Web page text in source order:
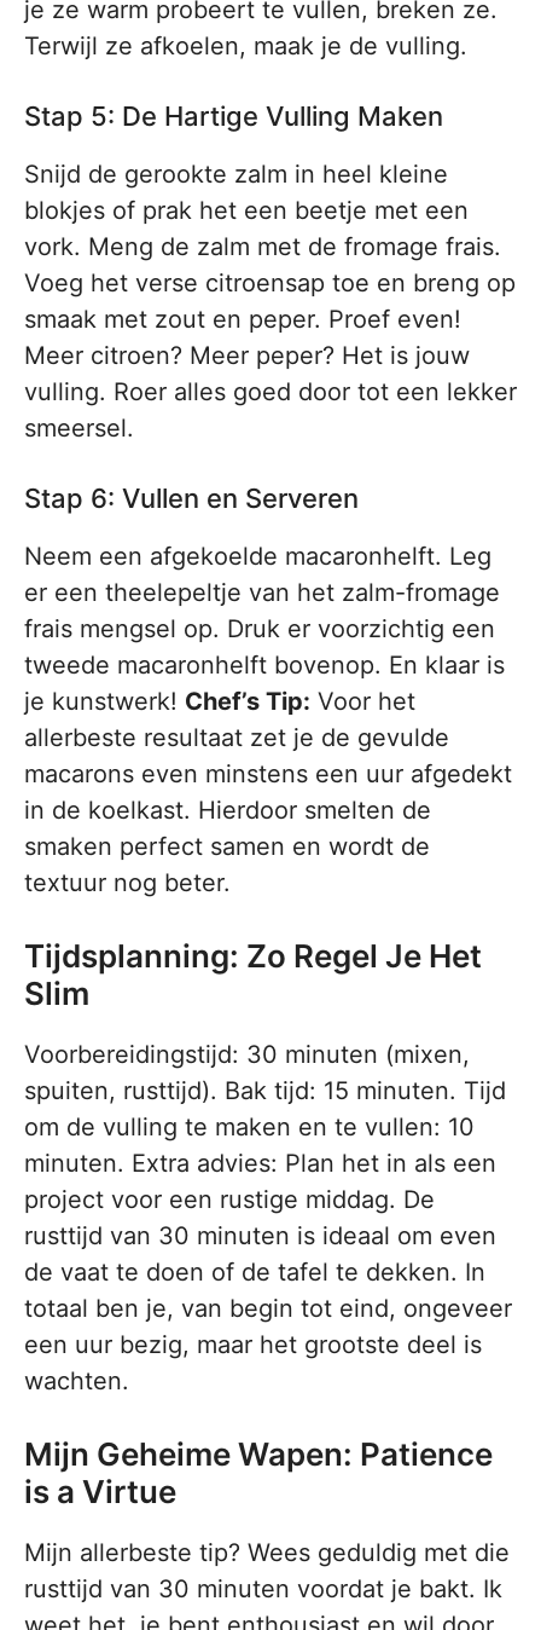
je ze warm probeert te vullen, breken ze.
Terwijl ze afkoelen, maak je de vulling.
Stap 5: De Hartige Vulling Maken
Snijd de gerookte zalm in heel kleine
blokjes of prak het een beetje met een
vork. Meng de zalm met de fromage frais.
Voeg het verse citroensap toe en breng op
smaak met zout en peper. Proef even!
Meer citroen? Meer peper? Het is jouw
vulling. Roer alles goed door tot een lekker
smeersel.
Stap 6: Vullen en Serveren
Neem een afgekoelde macaronhelft. Leg
er een theelepeltje van het zalm-fromage
frais mengsel op. Druk er voorzichtig een
tweede macaronhelft bovenop. En klaar is
je kunstwerk! Chef’s Tip: Voor het
allerbeste resultaat zet je de gevulde
macarons even minstens een uur afgedekt
in de koelkast. Hierdoor smelten de
smaken perfect samen en wordt de
textuur nog beter.
Tijdsplanning: Zo Regel Je Het
Slim
Voorbereidingstijd: 30 minuten (mixen,
spuiten, rusttijd). Bak tijd: 15 minuten. Tijd
om de vulling te maken en te vullen: 10
minuten. Extra advies: Plan het in als een
project voor een rustige middag. De
rusttijd van 30 minuten is ideaal om even
de vaat te doen of de tafel te dekken. In
totaal ben je, van begin tot eind, ongeveer
een uur bezig, maar het grootste deel is
wachten.
Mijn Geheime Wapen: Patience
is a Virtue
Mijn allerbeste tip? Wees geduldig met die
rusttijd van 30 minuten voordat je bakt. Ik